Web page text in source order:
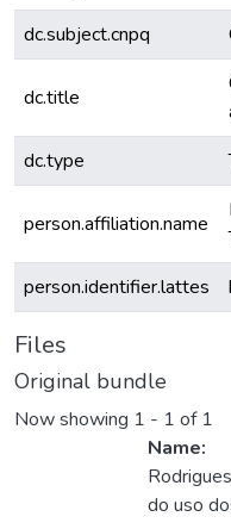
dc.subject.cnpq
dc.title
dc.type
person.affiliation.name
person.identifier.lattes
Files
Original bundle
Now showing 1 - 1 of 1
Name:
do uso